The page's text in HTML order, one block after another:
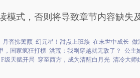
模式，否则将导致章节内容缺失
月杳拂篱颜 幻元星！甜点上班族 在末世中成长 做
，国家疯狂打榜 洪荒：我刚穿越就无敌了？ 公主
级天赋开局 穿至西方，成为清醒白月光 清冷大师